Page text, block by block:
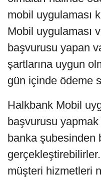
mobil uygulaması
Mobil uygulaması
başvurusu yapan
şartlarına uygun
gün içinde ödeme
Halkbank Mobil
başvurusu
banka şubesinden
müşteri hizmetleri